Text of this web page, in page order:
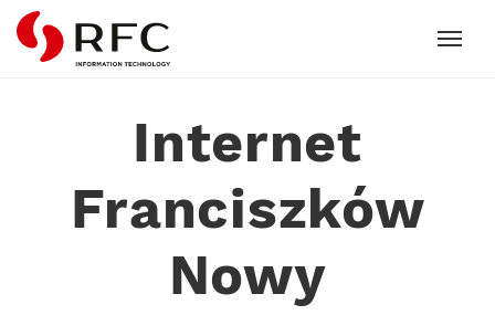
RFC
Internet
Franciszków
Nowy